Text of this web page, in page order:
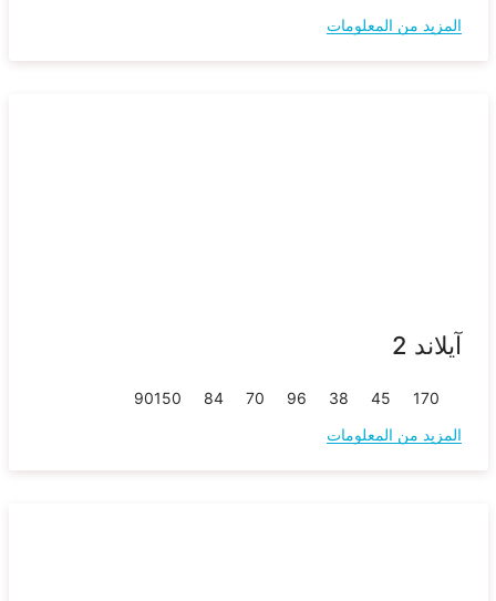
المزيد من المعلومات
آيلاند 2
170
45
38
96
70
84
150
90
المزيد من المعلومات